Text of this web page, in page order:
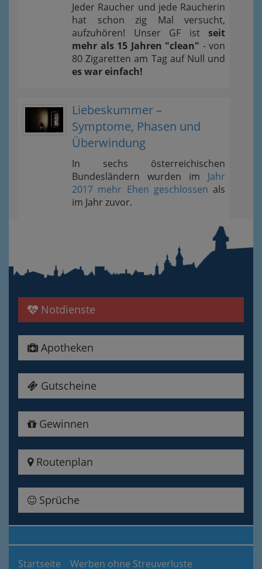
Jeder Raucher und jede Raucherin
hat schon zig Mal versucht,
aufzuhören! Unser GF ist seit
mehr als 15 Jahren "clean" - von
80 Zigaretten am Tag auf Null und
es war einfach!
Liebeskummer –
Symptome, Phasen und
Überwindung
In sechs österreichischen
Bundesländern wurden im Jahr
2017 mehr Ehen geschlossen als
im Jahr zuvor.
Notdienste
Apotheken
Gutscheine
Gewinnen
Routenplan
Sprüche
Startseite Werben ohne Streuverluste